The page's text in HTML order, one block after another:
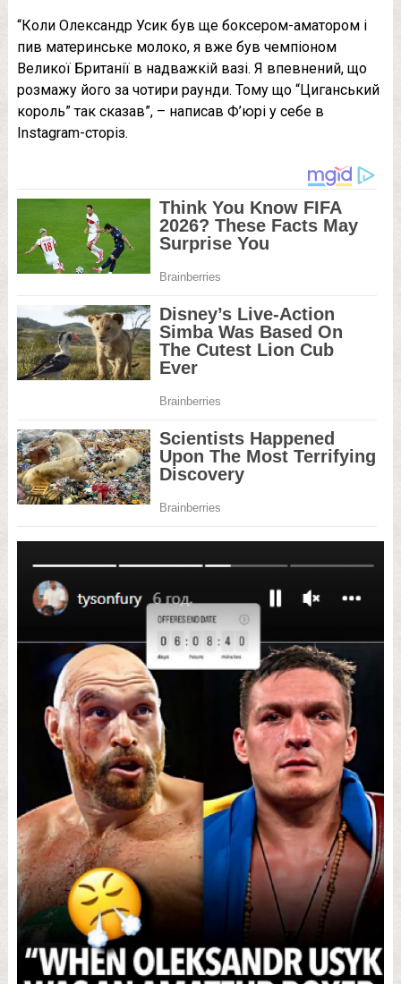
“Коли Олександр Усик був ще боксером-аматором і
пив материнське молоко, я вже був чемпіоном
Великої Британії в надважкій вазі. Я впевнений, що
розмажу його за чотири раунди. Тому що “Циганський
король” так сказав”, – написав Ф’юрі у себе в
Instagram-сторіз.